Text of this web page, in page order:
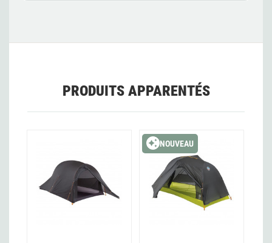
PRODUITS APPARENTÉS
NOUVEAU